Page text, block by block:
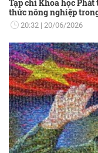
Tạp chí Khoa học
thức nông nghiệp
20:32 20/06/2026